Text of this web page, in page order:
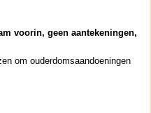
voorin, geen aantekeningen,
om ouderdomsaandoeningen